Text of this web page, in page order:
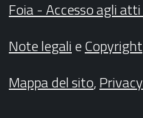
Foia - Accesso agli atti
Note legalieCopyright
Mappa del sito,Privacy